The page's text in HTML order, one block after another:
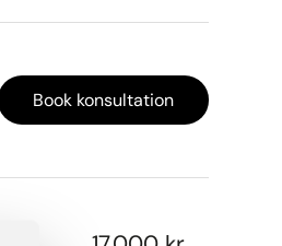
Book konsultation